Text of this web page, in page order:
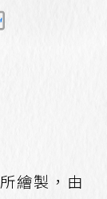
繪製，由